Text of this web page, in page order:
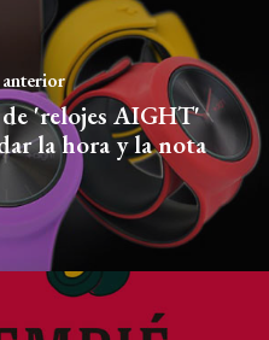
'relojes AIGHT'
la hora y la nota